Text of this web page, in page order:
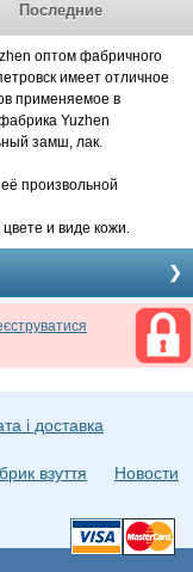
Последние
оптом фабричного
имеет отличное
применяемое в
Yuzhen
замш, лак.
произвольной
и виде кожи.
і доставка
взуття Новости